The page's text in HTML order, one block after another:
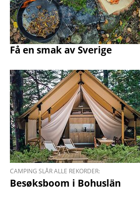
Få en smak av Sverige
CAMPING SLÅR ALLE REKORDER:
Besøks­boom i Bohus­län